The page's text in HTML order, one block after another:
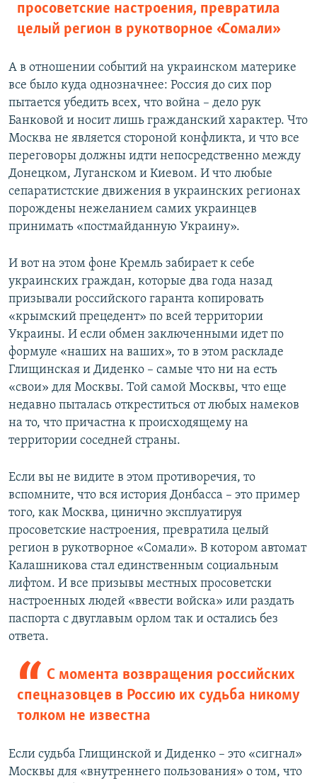
просоветские настроения, превратила
целый регион в рукотворное «Сомали»
А в отношении событий на украинском материке
все было куда однозначнее: Россия до сих пор
пытается убедить всех, что война – дело рук
Банковой и носит лишь гражданский характер. Что
Москва не является стороной конфликта, и что все
переговоры должны идти непосредственно между
Донецком, Луганском и Киевом. И что любые
сепаратистские движения в украинских регионах
порождены нежеланием самих украинцев
принимать «постмайданную Украину».
И вот на этом фоне Кремль забирает к себе
украинских граждан, которые два года назад
призывали российского гаранта копировать
«крымский прецедент» по всей территории
Украины. И если обмен заключенными идет по
формуле «наших на ваших», то в этом раскладе
Глищинская и Диденко – самые что ни на есть
«свои» для Москвы. Той самой Москвы, что еще
недавно пыталась откреститься от любых намеков
на то, что причастна к происходящему на
территории соседней страны.
Если вы не видите в этом противоречия, то
вспомните, что вся история Донбасса – это пример
того, как Москва, цинично эксплуатируя
просоветские настроения, превратила целый
регион в рукотворное «Сомали». В котором автомат
Калашникова стал единственным социальным
лифтом. И все призывы местных просоветски
настроенных людей «ввести войска» или раздать
паспорта с двуглавым орлом так и остались без
ответа.
С момента возвращения российских
спецназовцев в Россию их судьба никому
толком не известна
Если судьба Глищинской и Диденко – это «сигнал»
Москвы для «внутреннего пользования» о том, что